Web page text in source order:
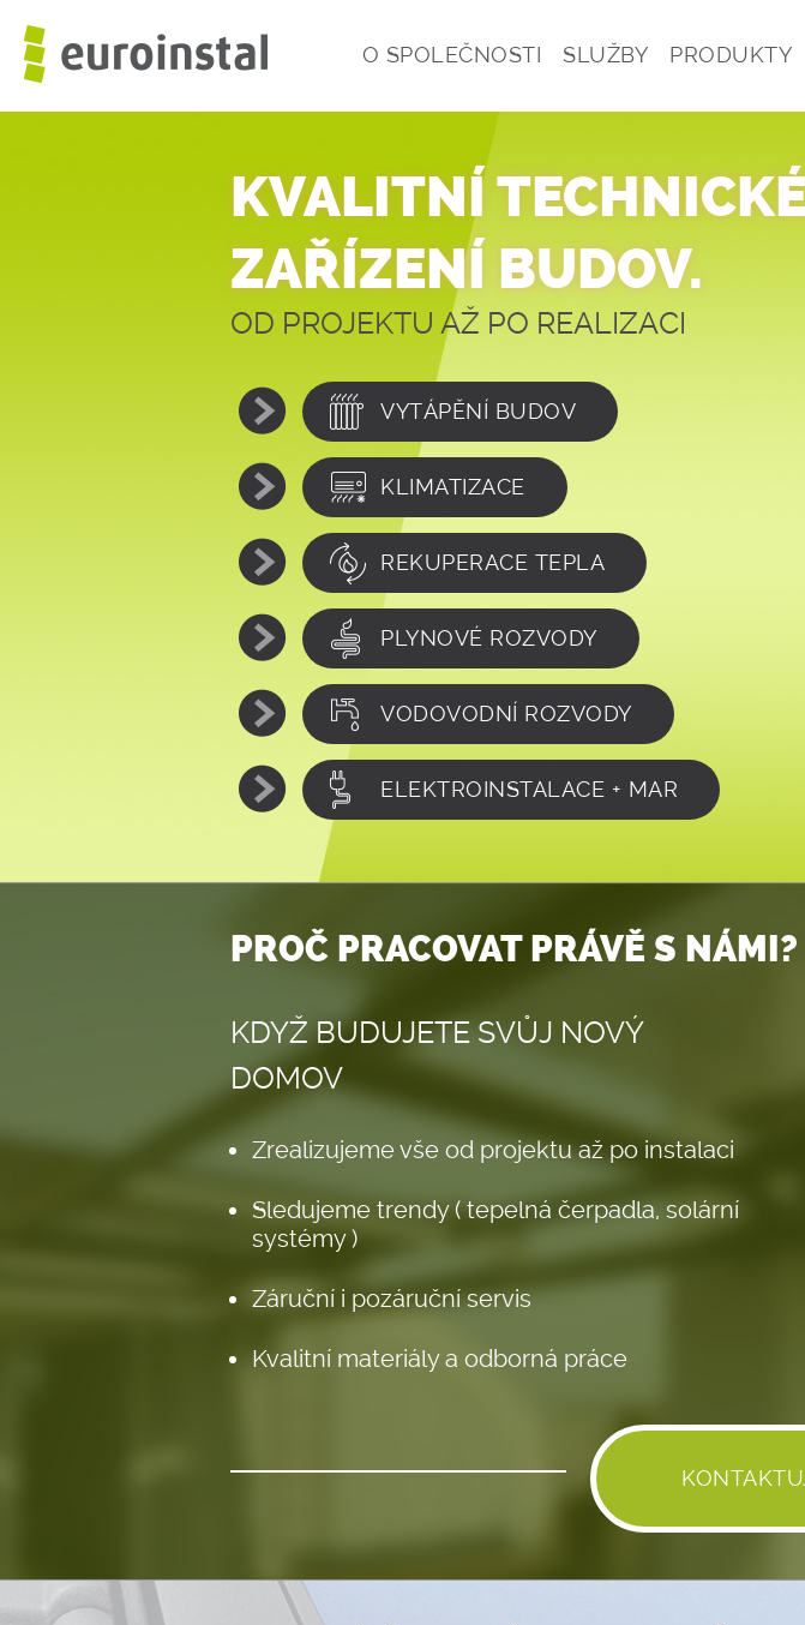
O SPOLEČNOSTI SLUŽBY PRODUKTY
KVALITNÍ
ZAŘÍZENÍ BUDOV.
OD PROJEKTU AŽ PO REALIZACI
VYTÁPĚNÍ BUDOV
KLIMATIZACE
REKUPERACE TEPLA
PLYNOVÉ ROZVODY
VODOVODNÍ ROZVODY
ELEKTROINSTALACE + MAR
PROČ PRACOVAT PRÁVĚ S NÁMI?
KDYŽ BUDUJETE SVŮJ NOVÝ
DOMOV
Zrealizujeme vše od projektu až po instalaci
Sledujeme trendy ( tepelná čerpadla, solární
systémy )
Záruční i pozáruční servis
Kvalitní materiály a odborná práce